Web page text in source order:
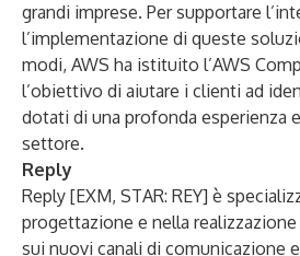
grandi imprese. Per supportare
l’implementazione di queste
modi, AWS ha istituito l’AWS
l’obiettivo di aiutare i clienti ad
dotati di una profonda esperienza
settore.
Reply
Reply [EXM, STAR: REY] è
progettazione e nella
sui nuovi canali di comunicazione